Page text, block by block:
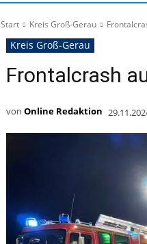
Start Kreis Groß-Gerau
Kreis Groß-Gerau
Frontalcrash
von Online Redaktion